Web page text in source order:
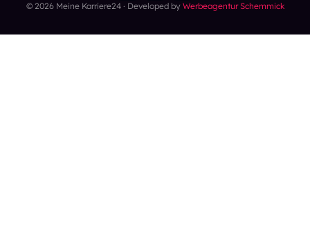
© 2026 Meine Karriere24 · Developed by Werbeagentur Schemmick